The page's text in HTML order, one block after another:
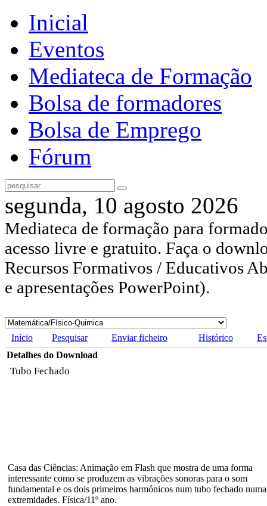
Inicial
Eventos
Mediateca de Formação
Bolsa de formadores
Bolsa de Emprego
Fórum
segunda, 10 agosto 2026
Mediateca de formação para
acesso livre e gratuito. Faça o
Recursos Formativos / Educativos
e apresentações PowerPoint).
Início Pesquisar Enviar ficheiro Histórico
Detalhes do Download
Tubo Fechado
Casa das Ciências: Animação em Flash que mostra de uma forma
interessante como se produzem as vibrações sonoras para o som
fundamental e os dois primeiros harmónicos num tubo fechado
extremidades. Física/11º ano.